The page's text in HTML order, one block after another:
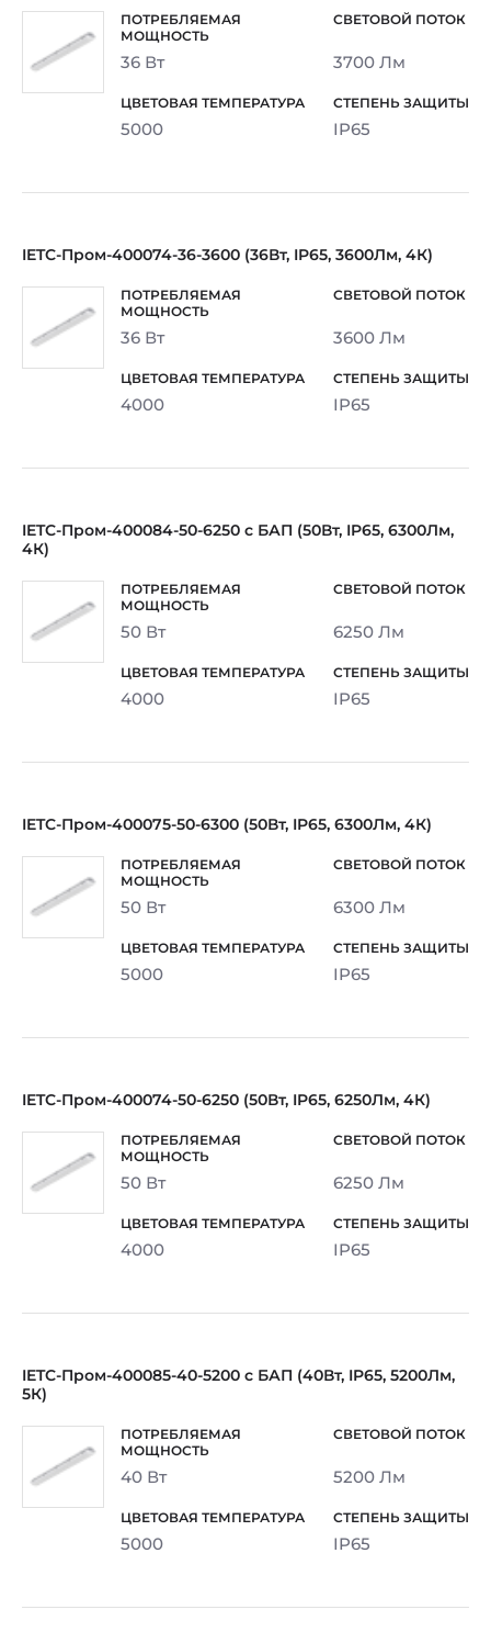
36 Вт 3700 Лм
5000 IP65
IETC-Пром-400074-36-3600 (36Вт, IP65, 3600Лм, 4К)
36 Вт 3600 Лм
4000 IP65
IETC-Пром-400084-50-6250 с БАП (50Вт, IP65, 6300Лм,
4К)
50 Вт 6250 Лм
4000 IP65
IETC-Пром-400075-50-6300 (50Вт, IP65, 6300Лм, 4К)
50 Вт 6300 Лм
5000 IP65
IETC-Пром-400074-50-6250 (50Вт, IP65, 6250Лм, 4К)
50 Вт 6250 Лм
4000 IP65
IETC-Пром-400085-40-5200 с БАП (40Вт, IP65, 5200Лм,
5К)
40 Вт 5200 Лм
5000 IP65